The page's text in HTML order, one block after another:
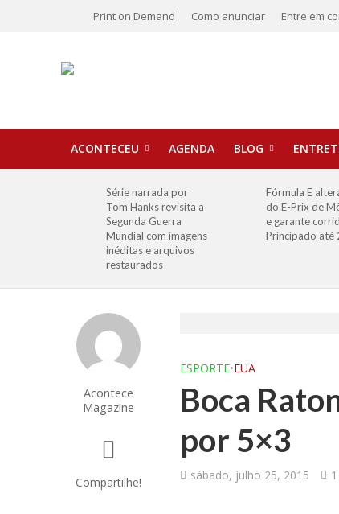
Print on Demand Como anunciar Entre em
ACONTECEU AGENDA BLOG
Série narrada por
Tom Hanks revisita a
Segunda Guerra
Mundial com imagens
inéditas e arquivos
restaurados
Fórmula E
do E-Prix de
e garante
Principado até
Acontece
Magazine
Compartilhe!
ESPORTE•EUA
Boca
por 5×3
sábado, julho 25, 2015